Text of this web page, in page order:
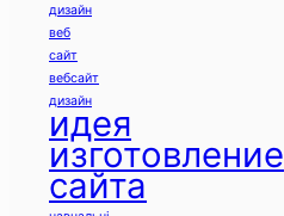
дизайн
веб
сайт
вебсайт
дизайн
идея
изготовление
сайта